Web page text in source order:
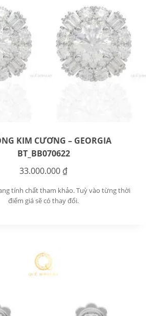
KIM CƯƠNG – GEORGIA
BT_BB070622
33.000.000 ₫
tính chất tham khảo. Tuỳ vào từng thời
điểm giá sẽ có thay đổi.